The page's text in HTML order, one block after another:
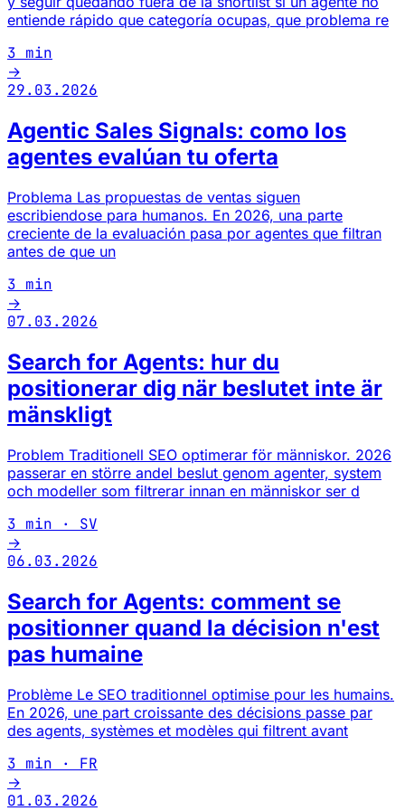
entiende rápido que categoría ocupas, que problema re
3 min
→
29.03.2026
Agentic Sales Signals: como los
agentes evalúan tu oferta
Problema Las propuestas de ventas siguen
escribiendose para humanos. En 2026, una parte
creciente de la evaluación pasa por agentes que filtran
antes de que un
3 min
→
07.03.2026
Search for Agents: hur du
positionerar dig när beslutet inte är
mänskligt
Problem Traditionell SEO optimerar för människor. 2026
passerar en större andel beslut genom agenter, system
och modeller som filtrerar innan en människor ser d
3 min · SV
→
06.03.2026
Search for Agents: comment se
positionner quand la décision n'est
pas humaine
Problème Le SEO traditionnel optimise pour les humains.
En 2026, une part croissante des décisions passe par
des agents, systèmes et modèles qui filtrent avant
3 min · FR
→
01.03.2026